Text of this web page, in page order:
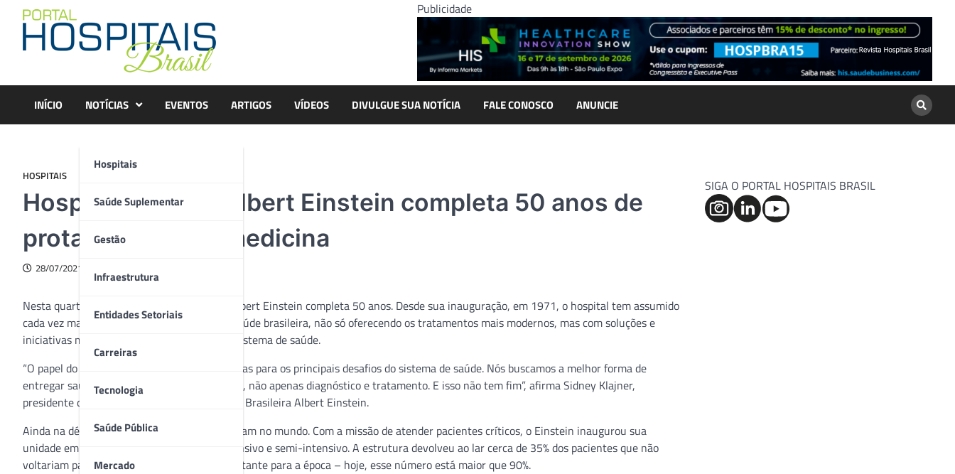
content
Publicidade
INÍCIO NOTÍCIAS
Hospitais
Saúde Suplementar
Gestão
Infraestrutura
Entidades Setoriais
Carreiras
Tecnologia
Saúde Pública
Mercado
EVENTOS ARTIGOS VÍDEOS DIVULGUE SUA NOTÍCIA FALE CONOSCO ANUNCIE
HOSPITAIS
Hospital Israelita Albert Einstein completa 50 anos de
protagonismo na medicina
28/07/2021
Nesta quarta-feira (28) o Hospital Israelita Albert Einstein completa 50 anos. Desde sua inauguração, em 1971, o hospital tem assumido
cada vez mais a posição de protagonista na saúde brasileira, não só oferecendo os tratamentos mais modernos, mas com soluções e
iniciativas mais diversas para a melhoria do sistema de saúde.
“O papel do Einstein é criar soluções inovadoras para os principais desafios do sistema de saúde. Nós buscamos a melhor forma de
entregar saúde, bem-estar e sustentabilidade, não apenas diagnóstico e tratamento. E isso não tem fim”, afirma Sidney Klajner,
presidente da Sociedade Beneficente Israelita Brasileira Albert Einstein.
Ainda na década de 1970, as UTIs engatinhavam no mundo. Com a missão de atender pacientes críticos, o Einstein inaugurou sua
unidade em 1972, com leitos de cuidado intensivo e semi-intensivo. A estrutura devolveu ao lar cerca de 35% dos pacientes que não
voltariam para casa. Uma porcentagem impactante para a época – hoje, esse número está maior que 90%.
SIGA O PORTAL HOSPITAIS BRASIL